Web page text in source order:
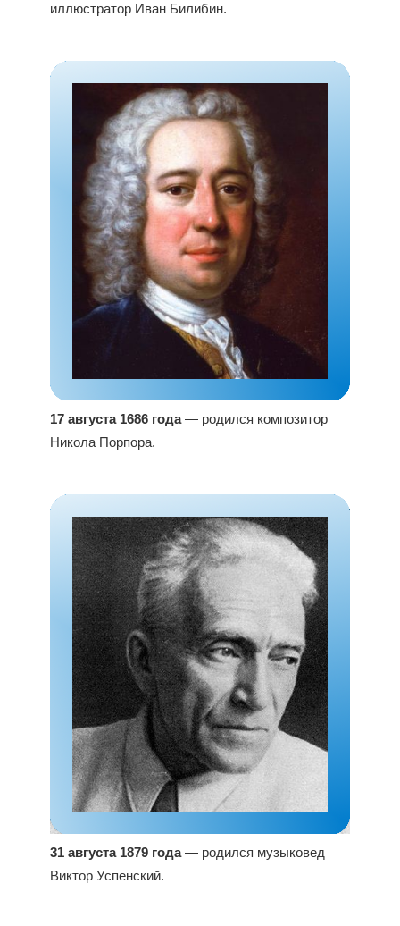
иллюстратор Иван Билибин.
17 августа 1686 года— родился композитор
Никола Порпора.
31 августа 1879 года— родился музыковед
Виктор Успенский.